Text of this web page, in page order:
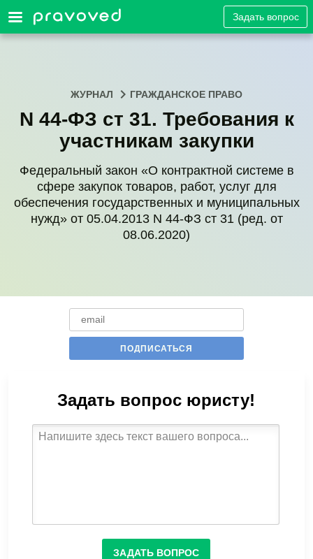
Задать вопрос
ЖУРНАЛ ГРАЖДАНСКОЕ ПРАВО
N 44-ФЗ ст 31. Требования к
участникам закупки
Федеральный закон «О контрактной системе в
сфере закупок товаров, работ, услуг для
обеспечения государственных и муниципальных
нужд» от 05.04.2013 N 44-ФЗ ст 31 (ред. от
08.06.2020)
Задать вопрос юристу!
ЗАДАТЬ ВОПРОС